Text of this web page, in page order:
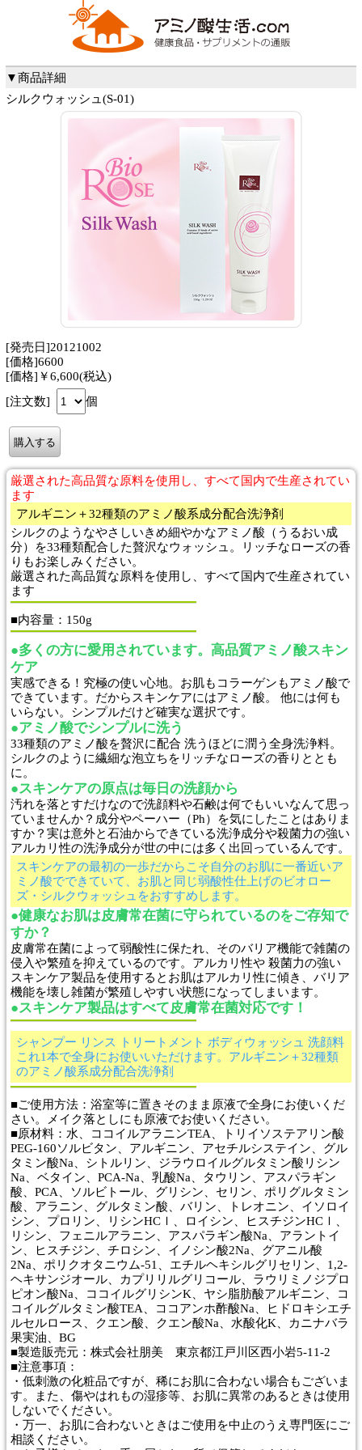
▼商品詳細
シルクウォッシュ(S-01)
[発売日]20121002
[価格]6600
[価格]￥6,600(税込)
[注文数]
個
厳選された高品質な原料を使用し、すべて国内で生産されてい
ます
アルギニン＋32種類のアミノ酸系成分配合洗浄剤
シルクのようなやさしいきめ細やかなアミノ酸（うるおい成
分）を33種類配合した贅沢なウォッシュ。リッチなローズの香
りもお楽しみください。
厳選された高品質な原料を使用し、すべて国内で生産されてい
ます
■内容量：150g
●多くの方に愛用されています。高品質アミノ酸スキン
ケア
実感できる！究極の使い心地。お肌もコラーゲンもアミノ酸で
できています。だからスキンケアにはアミノ酸。 他には何も
いらない。シンプルだけど確実な選択です。
●アミノ酸でシンプルに洗う
33種類のアミノ酸を贅沢に配合 洗うほどに潤う全身洗浄料。
シルクのように繊細な泡立ちをリッチなローズの香りととも
に。
●スキンケアの原点は毎日の洗顔から
汚れを落とすだけなので洗顔料や石鹸は何でもいいなんて思っ
ていませんか？成分やペーハー（Ph）を気にしたことはありま
すか？実は意外と石油からできている洗浄成分や殺菌力の強い
アルカリ性の洗浄成分が世の中には多く出回っているんです。
スキンケアの最初の一歩だからこそ自分のお肌に一番近いア
ミノ酸でできていて、お肌と同じ弱酸性仕上げのビオロー
ズ・シルクウォッシュをおすすめします。
●健康なお肌は皮膚常在菌に守られているのをご存知で
すか？
皮膚常在菌によって弱酸性に保たれ、そのバリア機能で雑菌の
侵入や繁殖を抑えているのです。アルカリ性や 殺菌力の強い
スキンケア製品を使用するとお肌はアルカリ性に傾き、バリア
機能を壊し雑菌が繁殖しやすい状態になってしまいます。
●スキンケア製品はすべて皮膚常在菌対応です！
シャンプー リンス トリートメント ボディウォッシュ 洗顔料
これ1本で全身にお使いいただけます。アルギニン＋32種類
のアミノ酸系成分配合洗浄剤
■ご使用方法：浴室等に置きそのまま原液で全身にお使いくだ
さい。メイク落としにも原液でお使いください。
■原材料：水、ココイルアラニンTEA、トリイソステアリン酸
PEG-160ソルビタン、アルギニン、アセチルシステイン、グル
タミン酸Na、シトルリン、ジラウロイルグルタミン酸リシン
Na、ベタイン、PCA-Na、乳酸Na、タウリン、アスパラギン
酸、PCA、ソルビトール、グリシン、セリン、ポリグルタミン
酸、アラニン、グルタミン酸、バリン、トレオニン、イソロイ
シン、プロリン、リシンHCｌ、ロイシン、ヒスチジンHCｌ、
リシン、フェニルアラニン、アスパラギン酸Na、アラントイ
ン、ヒスチジン、チロシン、イノシン酸2Na、グアニル酸
2Na、ポリクオタニウム-51、エチルヘキシルグリセリン、1,2-
ヘキサンジオール、カプリリルグリコール、ラウリミノジプロ
ピオン酸Na、ココイルグリシンK、ヤシ脂肪酸アルギニン、コ
コイルグルタミン酸TEA、ココアンホ酢酸Na、ヒドロキシエチ
ルセルロース、クエン酸、クエン酸Na、水酸化K、カニナバラ
果実油、BG
■製造販売元：株式会社朋美 東京都江戸川区西小岩5-11-2
■注意事項：
・低刺激の化粧品ですが、稀にお肌に合わない場合もございま
す。また、傷やはれもの湿疹等、お肌に異常のあるときは使用
しないでください。
・万一、お肌に合わないときはご使用を中止のうえ専門医にご
相談ください。